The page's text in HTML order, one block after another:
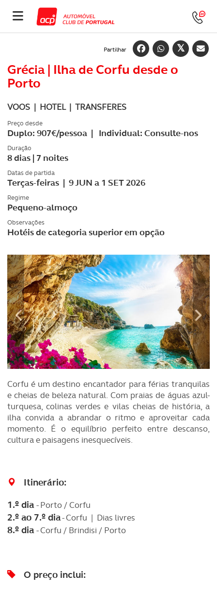
Partilhar
Grécia | Ilha de Corfu desde o
Porto
VOOS | HOTEL | TRANSFERES
Preço desde
Duplo: 907€/pessoa | Individual: Consulte-nos
Duração
8 dias | 7 noites
Datas de partida
Terças-feiras | 9 JUN a 1 SET 2026
Regime
Pequeno-almoço
Observações
Hotéis de categoria superior em opção
Corfu é um destino encantador para férias tranquilas
e cheias de beleza natural. Com praias de águas azul-
turquesa, colinas verdes e vilas cheias de história, a
ilha convida a abrandar o ritmo e aproveitar cada
momento. É o equilíbrio perfeito entre descanso,
cultura e paisagens inesquecíveis.
Itinerário:
1.º dia- Porto / Corfu
2.º ao 7.º dia- Corfu | Dias livres
8.º dia- Corfu / Brindisi / Porto
O preço inclui: